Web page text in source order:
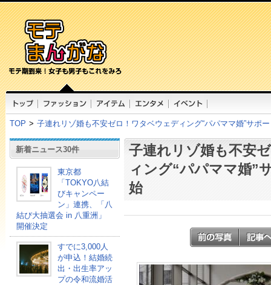
TOP > 子連れリゾ婚も不安ゼロ！ワタベウェディング“パパママ婚”サポ
新着ニュース30件
東京都
「TOKYO八結
びキャンペー
ン」連携、「八
結び大抽選会 in 八重洲」
開催決定
すでに3,000人
が申込！結婚続
出・出生率アッ
プの令和流婚活
子連れリゾ婚も不安
ィング“パパママ婚”
始